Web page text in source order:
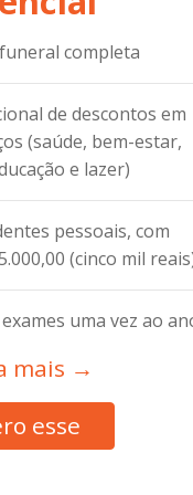
completa
de descontos em
(saúde, bem-estar,
e lazer)
pessoais, com
(cinco mil
uma vez ao
mais →
esse